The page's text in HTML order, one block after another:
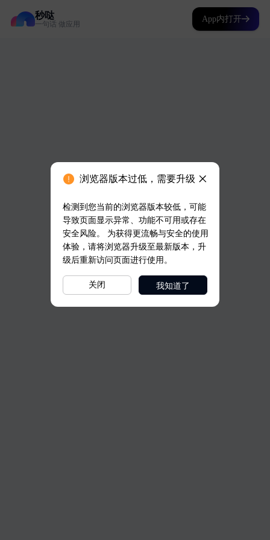
秒哒
一句话 做应用
App内打开
浏览器版本过低，需要升级
检测到您当前的浏览器版本较低，可能
导致页面显示异常、功能不可用或存在
安全风险。 为获得更流畅与安全的使用
体验，请将浏览器升级至最新版本，升
级后重新访问页面进行使用。
关闭 我知道了